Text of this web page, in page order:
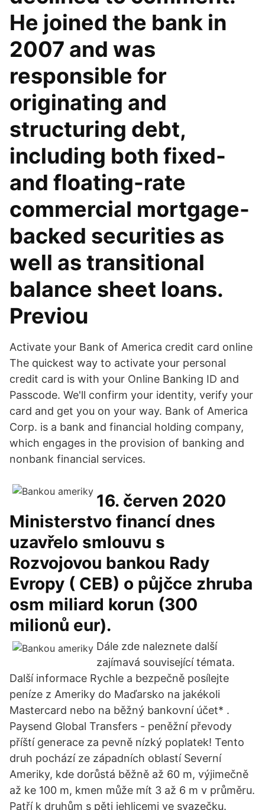
He joined the bank in
2007 and was
responsible for
originating and
structuring debt,
including both fixed-
and floating-rate
commercial mortgage-
backed securities as
well as transitional
balance sheet loans.
Previou
Activate your Bank of America credit card online
The quickest way to activate your personal
credit card is with your Online Banking ID and
Passcode. We'll confirm your identity, verify your
card and get you on your way. Bank of America
Corp. is a bank and financial holding company,
which engages in the provision of banking and
nonbank financial services.
16. červen 2020
Ministerstvo financí dnes
uzavřelo smlouvu s
Rozvojovou bankou Rady
Evropy ( CEB) o půjčce zhruba
osm miliard korun (300
milionů eur).
Dále zde naleznete další
zajímavá související témata.
Další informace Rychle a bezpečně posílejte
peníze z Ameriky do Maďarsko na jakékoli
Mastercard nebo na běžný bankovní účet* .
Paysend Global Transfers - peněžní převody
příští generace za pevně nízký poplatek! Tento
druh pochází ze západních oblastí Severní
Ameriky, kde dorůstá běžně až 60 m, výjimečně
až ke 100 m, kmen může mít 3 až 6 m v průměru.
Patří k druhům s pěti jehlicemi ve svazečku.